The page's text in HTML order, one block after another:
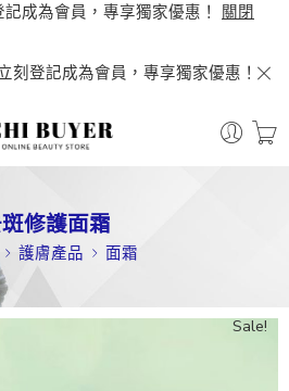
記成為會員，專享獨家優惠！ 關閉
刻登記成為會員，專享獨家優惠！
修護面霜
護膚產品 面霜
Sale!